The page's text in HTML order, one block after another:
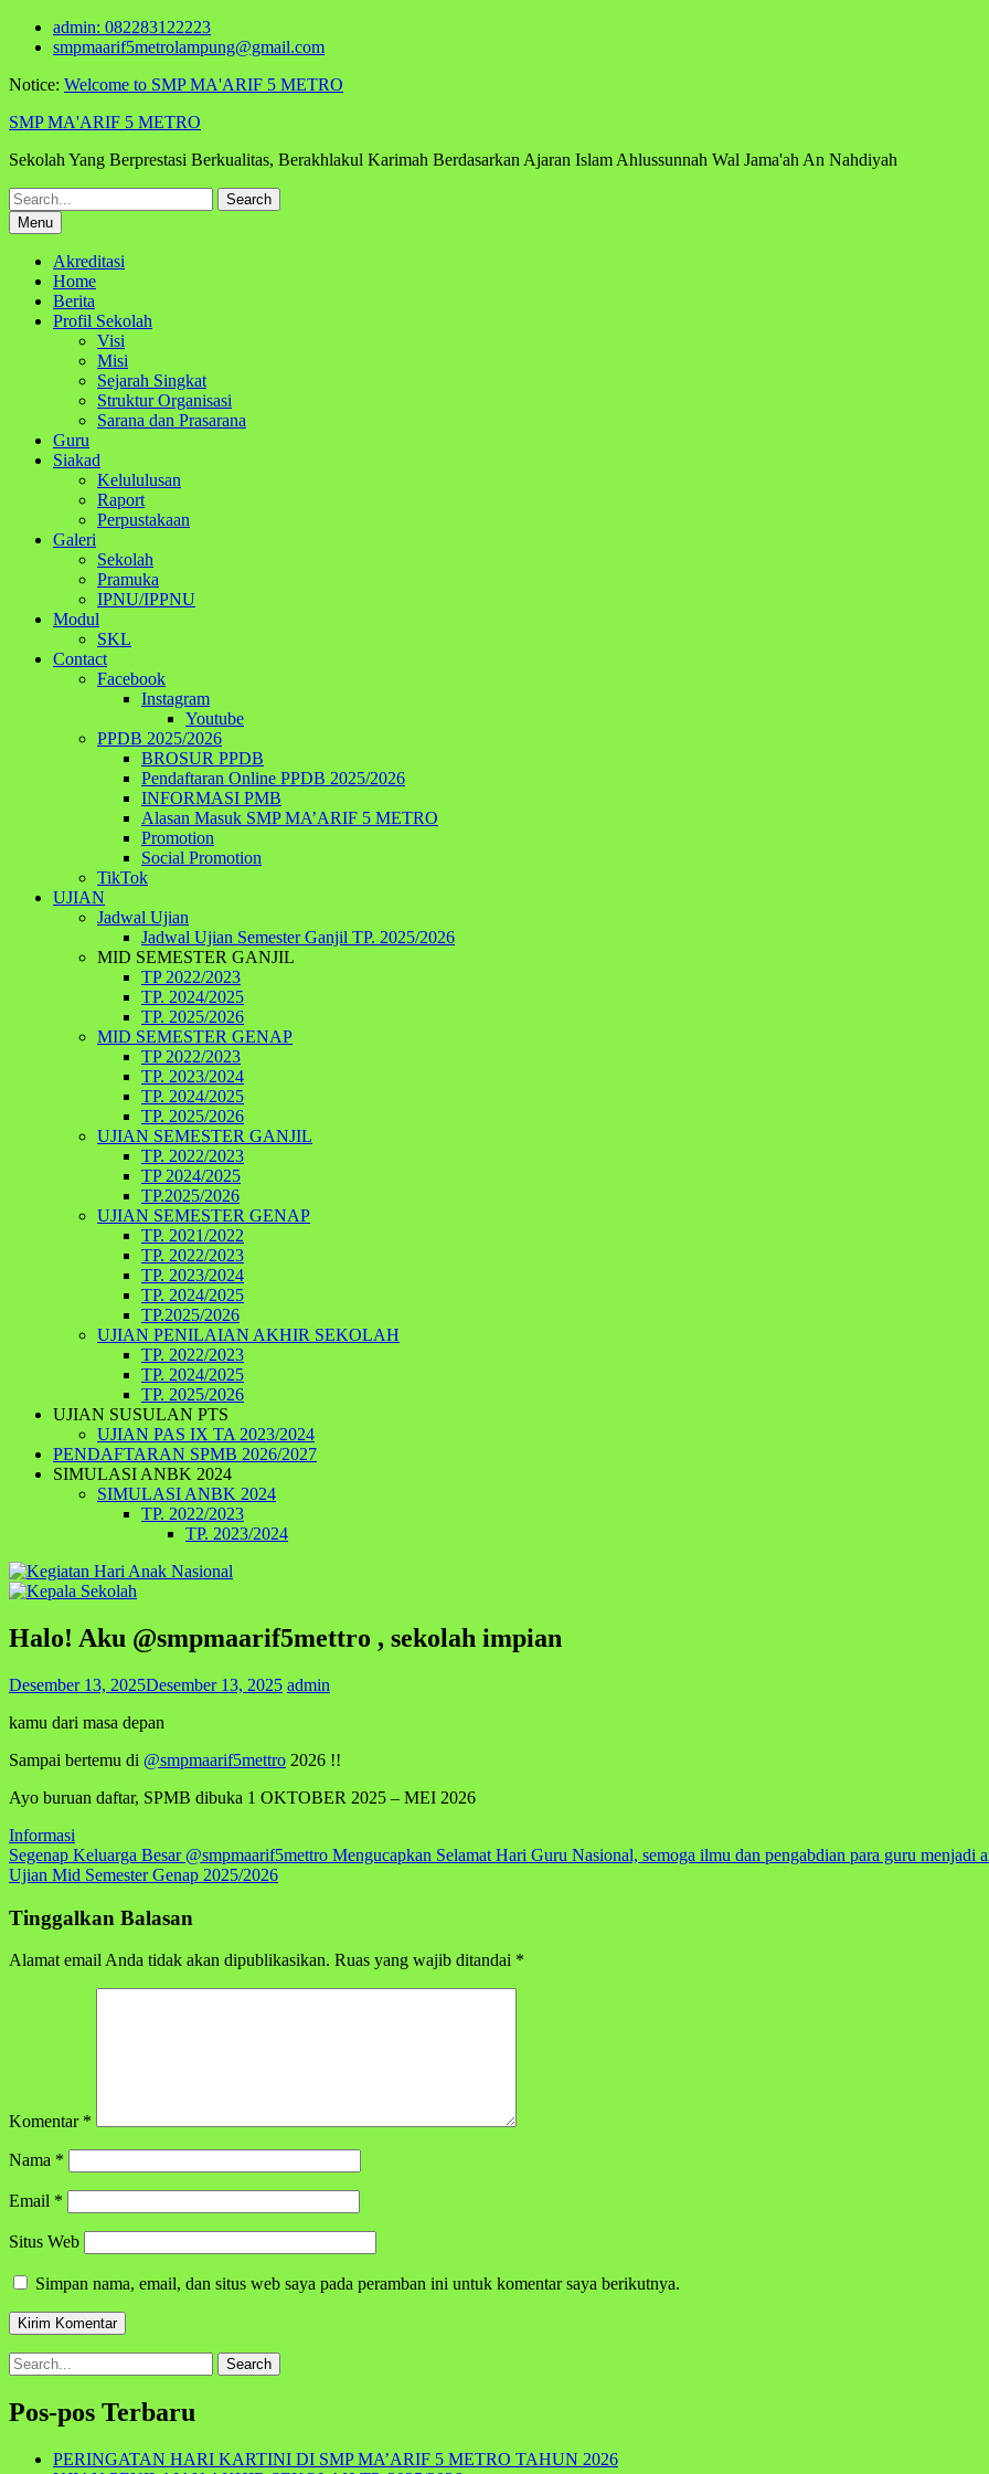
Skip
admin: 082283122223
smpmaarif5metrolampung@gmail.com
Notice: Welcome to SMP MA'ARIF 5 METRO
SMP MA'ARIF 5 METRO
Sekolah Yang Berprestasi Berkualitas, Berakhlakul Karimah Berdasarkan Ajaran Islam Ahlussunnah Wal Jama'ah An Nahdiyah
Search
for:Menu
Akreditasi
Home
Berita
Profil Sekolah
Visi
Misi
Sejarah Singkat
Struktur Organisasi
Sarana dan Prasarana
Guru
Siakad
Kelululusan
Raport
Perpustakaan
Galeri
Sekolah
Pramuka
IPNU/IPPNU
Modul
SKL
Contact
Facebook
Instagram
Youtube
PPDB 2025/2026
BROSUR PPDB
Pendaftaran Online PPDB 2025/2026
INFORMASI PMB
Alasan Masuk SMP MA’ARIF 5 METRO
Promotion
Social Promotion
TikTok
UJIAN
Jadwal Ujian
Jadwal Ujian Semester Ganjil TP. 2025/2026
MID SEMESTER GANJIL
TP 2022/2023
TP. 2024/2025
TP. 2025/2026
MID SEMESTER GENAP
TP 2022/2023
TP. 2023/2024
TP. 2024/2025
TP. 2025/2026
UJIAN SEMESTER GANJIL
TP. 2022/2023
TP 2024/2025
TP.2025/2026
UJIAN SEMESTER GENAP
TP. 2021/2022
TP. 2022/2023
TP. 2023/2024
TP. 2024/2025
TP.2025/2026
UJIAN PENILAIAN AKHIR SEKOLAH
TP. 2022/2023
TP. 2024/2025
TP. 2025/2026
UJIAN SUSULAN PTS
UJIAN PAS IX TA 2023/2024
PENDAFTARAN SPMB 2026/2027
SIMULASI ANBK 2024
SIMULASI ANBK 2024
TP. 2022/2023
TP. 2023/2024
Halo! Aku @smpmaarif5mettro , sekolah impian
Desember 13, 2025Desember 13, 2025 admin
kamu dari masa depan
Sampai bertemu di @smpmaarif5mettro 2026 !!
Ayo buruan daftar, SPMB dibuka 1 OKTOBER 2025 – MEI 2026
Informasi
Navigasi
pos
Segenap Keluarga Besar @smpmaarif5mettro Mengucapkan Selamat Hari Guru Nasional, semoga ilmu dan pengabdian para guru menjadi
Ujian Mid Semester Genap 2025/2026
Tinggalkan Balasan
Alamat email Anda tidak akan dipublikasikan. Ruas yang wajib ditandai *
Komentar *
Nama *
Email *
Situs Web
Simpan nama, email, dan situs web saya pada peramban ini untuk komentar saya berikutnya.
Search
for:
Pos-pos Terbaru
PERINGATAN HARI KARTINI DI SMP MA’ARIF 5 METRO TAHUN 2026